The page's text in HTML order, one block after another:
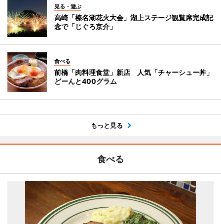
見る・遊ぶ
高崎「榛名湖花火大会」湖上ステージ観覧席完成記
念で「じぐろ京介」
食べる
前橋「肉料理食堂」新店 人気「チャーシュー丼」
どーんと400グラム
もっと見る
食べる